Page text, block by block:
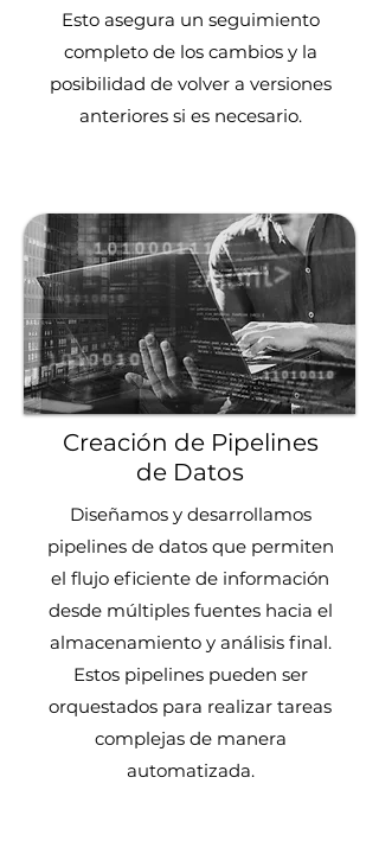
Esto asegura un seguimiento
completo de los cambios y la
posibilidad de volver a versiones
anteriores si es necesario.
Creación de Pipelines
de Datos
Diseñamos y desarrollamos
pipelines de datos que permiten
el flujo eficiente de información
desde múltiples fuentes hacia el
almacenamiento y análisis final.
Estos pipelines pueden ser
orquestados para realizar tareas
complejas de manera
automatizada.